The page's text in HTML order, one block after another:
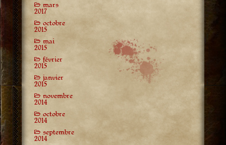
mars
2017
octobre
2015
mai
2015
février
2015
janvier
2015
novembre
2014
octobre
2014
septembre
2014